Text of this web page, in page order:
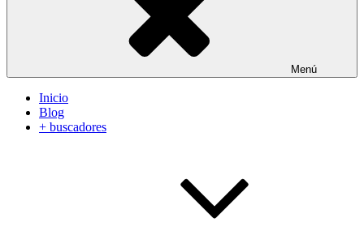
Menú
Inicio
Blog
+ buscadores